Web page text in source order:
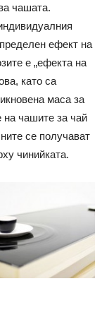
чашата.
ефект на
е „ефекта на
като са
маса за
на чашите за чай
се получават
чинийката.